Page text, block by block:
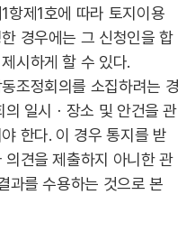
제1호에 따라 토지이용
경우에는 그 신청인을 합
시하게 할 수 있다.
조정회의를 소집하려는 경
일시ㆍ장소 및 안건을 관
한다. 이 경우 통지를 받
견을 제출하지 아니한 관
과를 수용하는 것으로 본